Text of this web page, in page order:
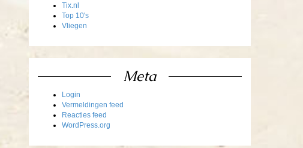
Tix.nl
Top 10's
Vliegen
Meta
Login
Vermeldingen feed
Reacties feed
WordPress.org